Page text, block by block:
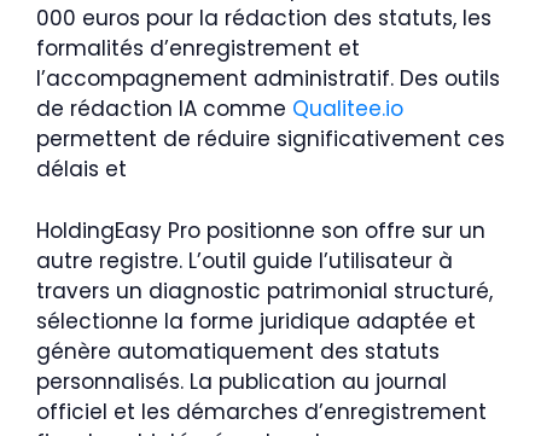
000 euros pour la rédaction des statuts, les
formalités d’enregistrement et
l’accompagnement administratif. Des outils
de rédaction IA comme Qualitee.io
permettent de réduire significativement ces
délais et
HoldingEasy Pro positionne son offre sur un
autre registre. L’outil guide l’utilisateur à
travers un diagnostic patrimonial structuré,
sélectionne la forme juridique adaptée et
génère automatiquement des statuts
personnalisés. La publication au journal
officiel et les démarches d’enregistrement